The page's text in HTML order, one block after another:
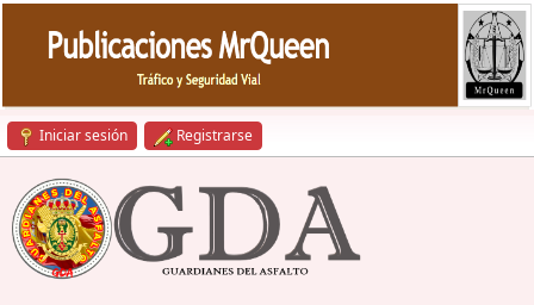
Iniciar sesión Registrarse